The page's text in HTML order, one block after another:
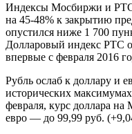
Индексы Мосбиржи и РТС
на 45-48% к закрытию
опустился ниже 1 700
Долларовый индекс РТС
впервые с февраля 2016
Рубль ослаб к доллару и
исторических
февраля, курс доллара
евро — до 99,99 руб.